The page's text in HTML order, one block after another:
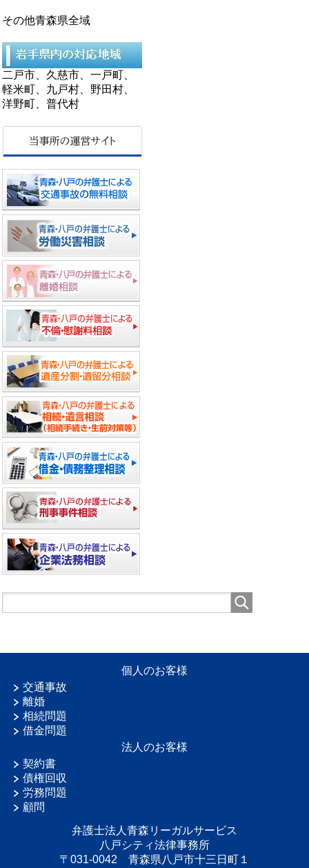
その他青森県全域
二戸市、久慈市、一戸町、
軽米町、九戸村、野田村、
洋野町、普代村
個人のお客様
交通事故
離婚
相続問題
借金問題
法人のお客様
契約書
債権回収
労務問題
顧問
弁護士法人青森リーガルサービス
八戸シティ法律事務所
〒031-0042 青森県八戸市十三日町１